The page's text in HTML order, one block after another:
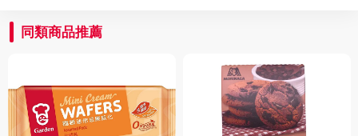
同類商品推薦